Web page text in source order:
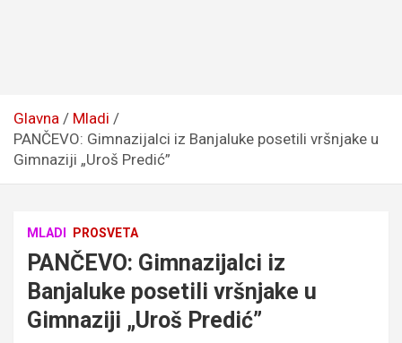
Glavna
Mladi
PANČEVO: Gimnazijalci iz Banjaluke posetili vršnjake u
Gimnaziji „Uroš Predić”
MLADI PROSVETA
PANČEVO: Gimnazijalci iz
Banjaluke posetili vršnjake u
Gimnaziji „Uroš Predić”